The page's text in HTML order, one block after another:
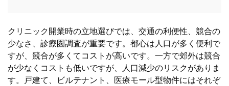
クリニック開業時の立地選びでは、交通の利便性、競合の
少なさ、診療圏調査が重要です。都心は人口が多く便利で
すが、競合が多くてコストが高いです。一方で郊外は競合
が少なくコストも低いですが、人口減少のリスクがありま
す。戸建て、ビルテナント、医療モール型物件にはそれぞ